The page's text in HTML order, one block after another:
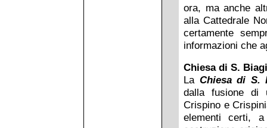
ora, ma anche
alla Cattedrale
certamente
informazioni che
Chiesa di S.
La Chiesa di S.
dalla fusione di
Crispino e
elementi certi,